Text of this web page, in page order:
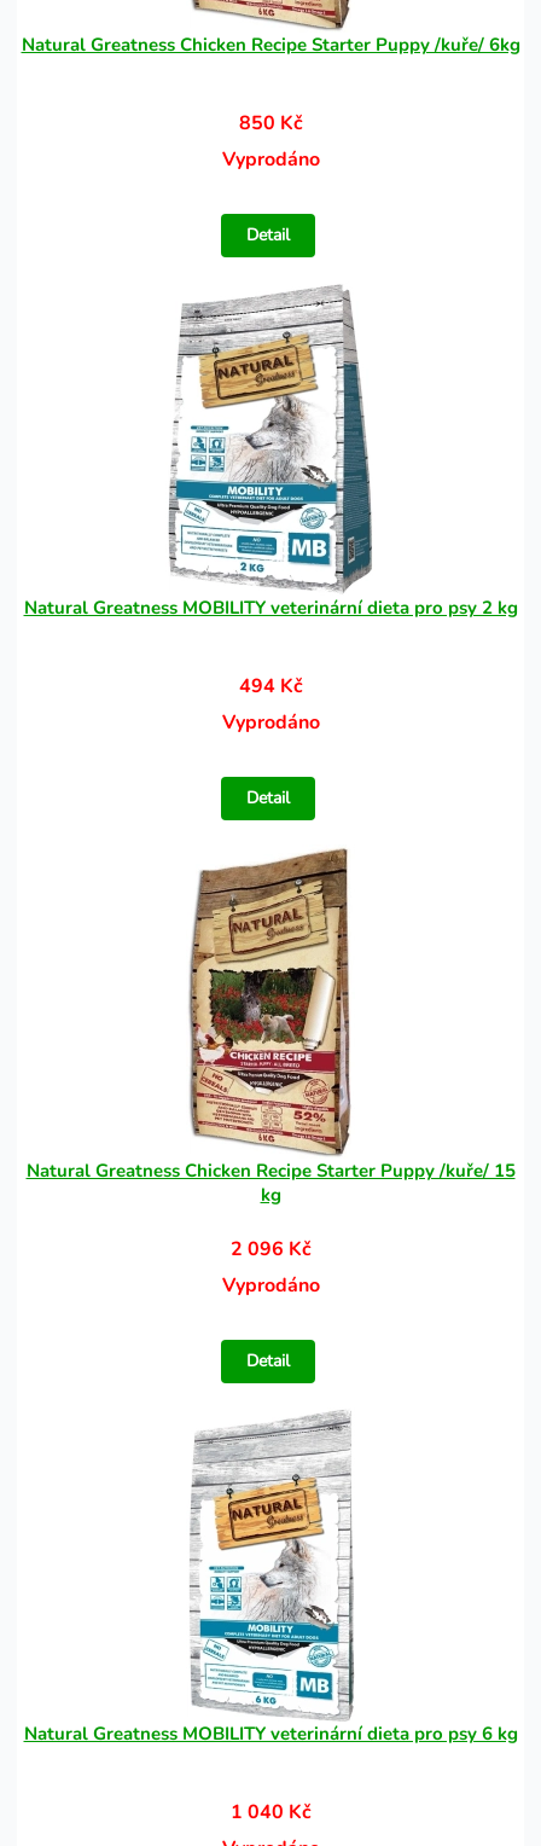
Natural Greatness Chicken Recipe Starter Puppy /kuře/ 6kg
850 Kč
Vyprodáno
Detail
Natural Greatness MOBILITY veterinární dieta pro psy 2 kg
494 Kč
Vyprodáno
Detail
Natural Greatness Chicken Recipe Starter Puppy /kuře/ 15
kg
2 096 Kč
Vyprodáno
Detail
Natural Greatness MOBILITY veterinární dieta pro psy 6 kg
1 040 Kč